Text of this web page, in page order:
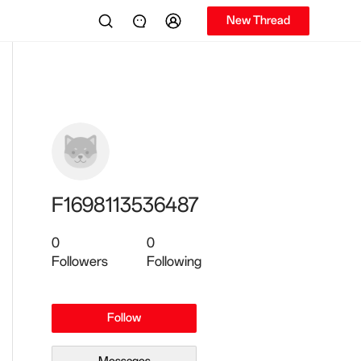
New Thread
F1698113536487
0
Followers
0
Following
Follow